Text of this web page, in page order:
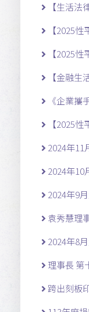
【生活法
【2025性
【2025性
【金融生
《企業攜
【2025性
2024年11
2024年10
2024年9
袁秀慧理
2024年8
理事長 第
跨出刻板